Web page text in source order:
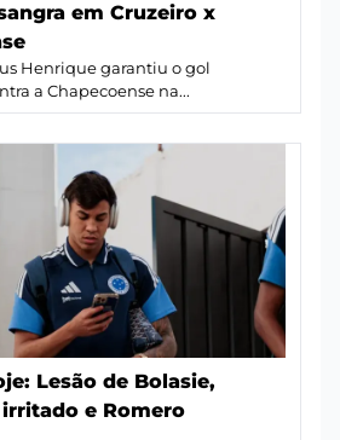
em Cruzeiro x
Henrique garantiu o gol
a Chapecoense na...
Lesão de Bolasie,
e Romero